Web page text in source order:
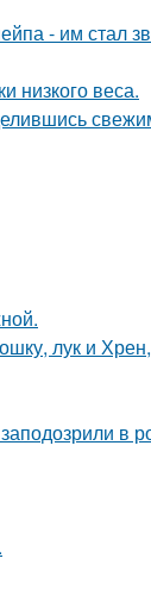
- им стал
низкого веса.
лук и
в